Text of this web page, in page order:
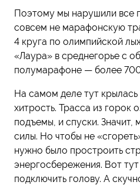
Поэтому мы нарушили все
совсем не марафонскую
4 круга по олимпийской
«Лаура» в среднегорье с
полумарафоне — более
На самом деле тут
хитрость. Трасса из горок
подъемы, и спуски. Значит,
силы. Но чтобы не
нужно было простроить
энергосбережения. Вот
подключить голову. А